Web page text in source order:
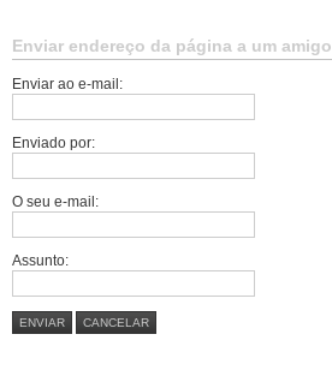
Enviar endereço da página a um amigo
Enviar ao e-mail:
Enviado por:
O seu e-mail:
Assunto:
ENVIAR CANCELAR